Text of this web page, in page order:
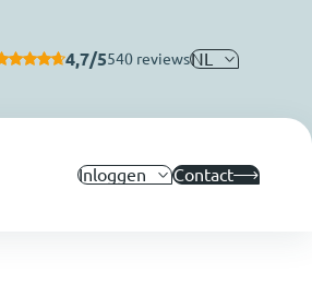
4,7/5540 reviewsNL
Inloggen Contact